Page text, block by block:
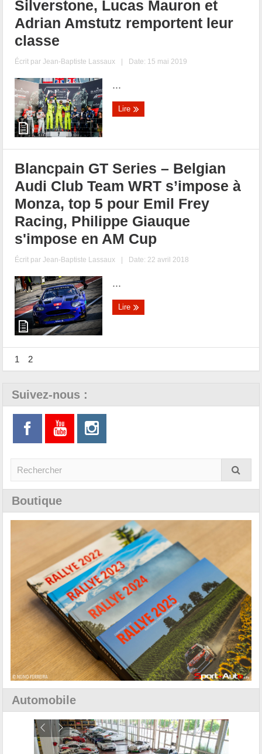
Silverstone, Lucas Mauron et
Adrian Amstutz remportent leur
classe
Écrit parJean-Baptiste Lassaux | Date: 15 mai 2019
...
Lire
Blancpain GT Series – Belgian
Audi Club Team WRT s’impose à
Monza, top 5 pour Emil Frey
Racing, Philippe Giauque
s'impose en AM Cup
Écrit parJean-Baptiste Lassaux | Date: 22 avril 2018
...
Lire
1 2
Suivez-nous :
Boutique
Automobile